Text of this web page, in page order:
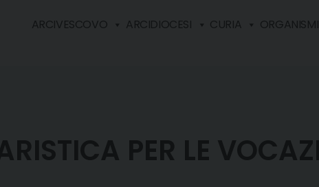
ARCIVESCOVO ARCIDIOCESI CURIA
PER LE